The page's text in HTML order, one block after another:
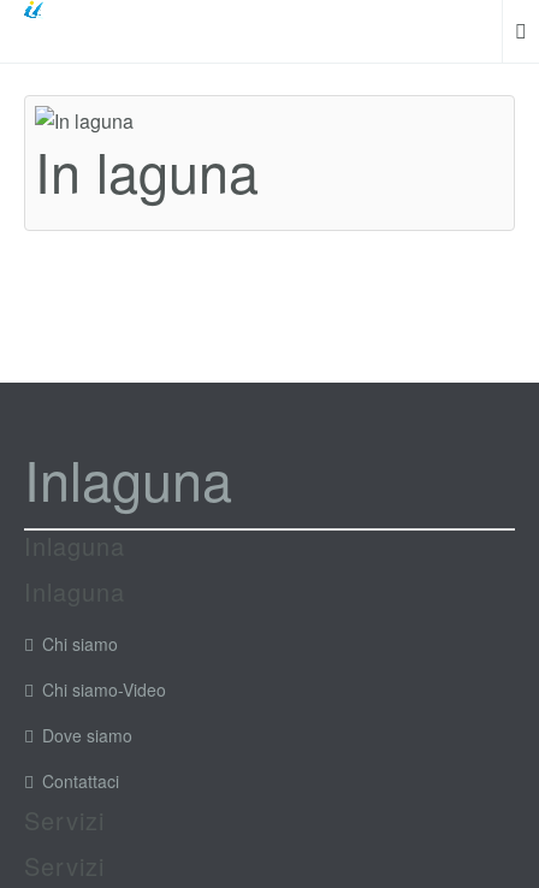
In laguna
Inlaguna
Chi siamo
Chi siamo-Video
Dove siamo
Contattaci